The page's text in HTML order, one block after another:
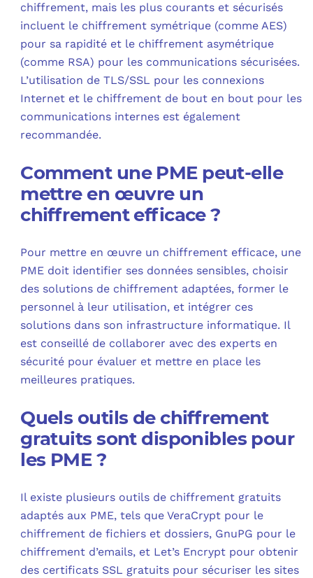
chiffrement, mais les plus courants et sécurisés
incluent le chiffrement symétrique (comme AES)
pour sa rapidité et le chiffrement asymétrique
(comme RSA) pour les communications sécurisées.
L’utilisation de TLS/SSL pour les connexions
Internet et le chiffrement de bout en bout pour les
communications internes est également
recommandée.
Comment une PME peut-elle
mettre en œuvre un
chiffrement efficace ?
Pour mettre en œuvre un chiffrement efficace, une
PME doit identifier ses données sensibles, choisir
des solutions de chiffrement adaptées, former le
personnel à leur utilisation, et intégrer ces
solutions dans son infrastructure informatique. Il
est conseillé de collaborer avec des experts en
sécurité pour évaluer et mettre en place les
meilleures pratiques.
Quels outils de chiffrement
gratuits sont disponibles pour
les PME ?
Il existe plusieurs outils de chiffrement gratuits
adaptés aux PME, tels que VeraCrypt pour le
chiffrement de fichiers et dossiers, GnuPG pour le
chiffrement d’emails, et Let’s Encrypt pour obtenir
des certificats SSL gratuits pour sécuriser les sites